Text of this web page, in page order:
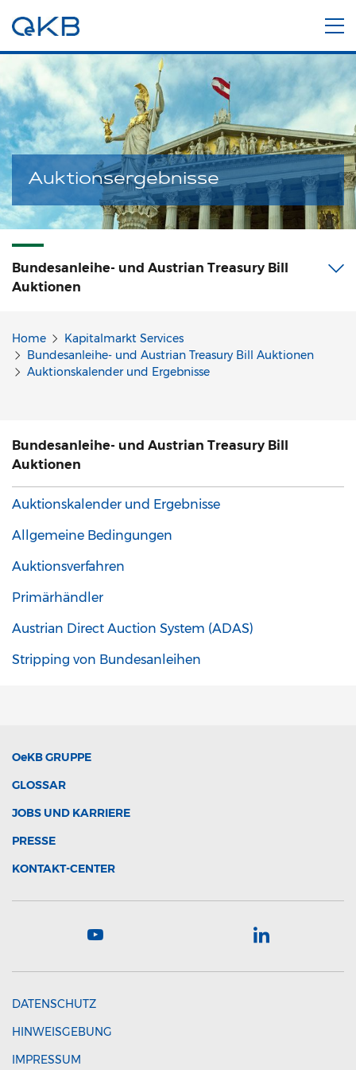
Auktionsergebnisse
Bundesanleihe- und Austrian Treasury Bill
Auktionen
Home
Kapitalmarkt Services
Bundesanleihe- und Austrian Treasury Bill Auktionen
Auktionskalender und Ergebnisse
Bundesanleihe- und Austrian Treasury Bill
Auktionen
Auktionskalender und Ergebnisse
Allgemeine Bedingungen
Auktionsverfahren
Primärhändler
Austrian Direct Auction System (ADAS)
Stripping von Bundesanleihen
OeKBGRUPPE
GLOSSAR
JOBS UND KARRIERE
PRESSE
KONTAKT-CENTER
DATENSCHUTZ
HINWEISGEBUNG
IMPRESSUM